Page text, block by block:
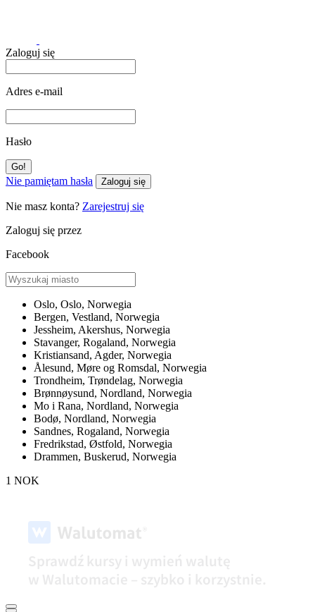
Zaloguj się
Adres e-mail
Hasło
Nie pamiętam hasła Zaloguj się
Nie masz konta? Zarejestruj się
Zaloguj się przez
Facebook
Oslo, Oslo, Norwegia
Bergen, Vestland, Norwegia
Jessheim, Akershus, Norwegia
Stavanger, Rogaland, Norwegia
Kristiansand, Agder, Norwegia
Ålesund, Møre og Romsdal, Norwegia
Trondheim, Trøndelag, Norwegia
Brønnøysund, Nordland, Norwegia
Mo i Rana, Nordland, Norwegia
Bodø, Nordland, Norwegia
Sandnes, Rogaland, Norwegia
Fredrikstad, Østfold, Norwegia
Drammen, Buskerud, Norwegia
1 NOK